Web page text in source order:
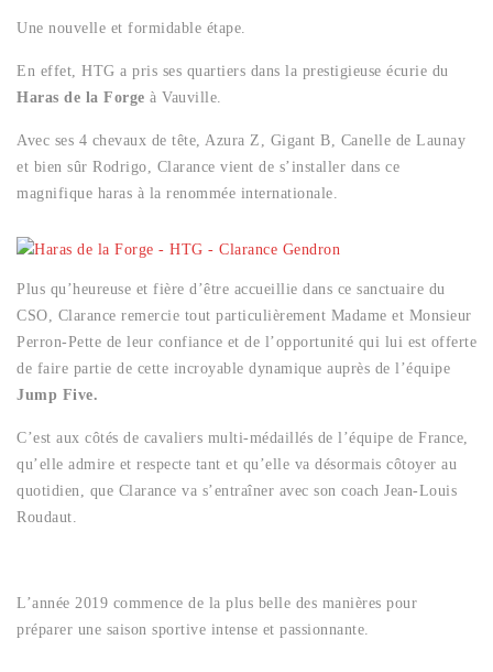
Une nouvelle et formidable étape.
En effet, HTG a pris ses quartiers dans la prestigieuse écurie du
Haras de la Forge à Vauville.
Avec ses 4 chevaux de tête, Azura Z, Gigant B, Canelle de Launay
et bien sûr Rodrigo, Clarance vient de s’installer dans ce
magnifique haras à la renommée internationale.
Plus qu’heureuse et fière d’être accueillie dans ce sanctuaire du
CSO, Clarance remercie tout particulièrement Madame et Monsieur
Perron-Pette de leur confiance et de l’opportunité qui lui est offerte
de faire partie de cette incroyable dynamique auprès de l’équipe
Jump Five.
C’est aux côtés de cavaliers multi-médaillés de l’équipe de France,
qu’elle admire et respecte tant et qu’elle va désormais côtoyer au
quotidien, que Clarance va s’entraîner avec son coach Jean-Louis
Roudaut.
L’année 2019 commence de la plus belle des manières pour
préparer une saison sportive intense et passionnante.